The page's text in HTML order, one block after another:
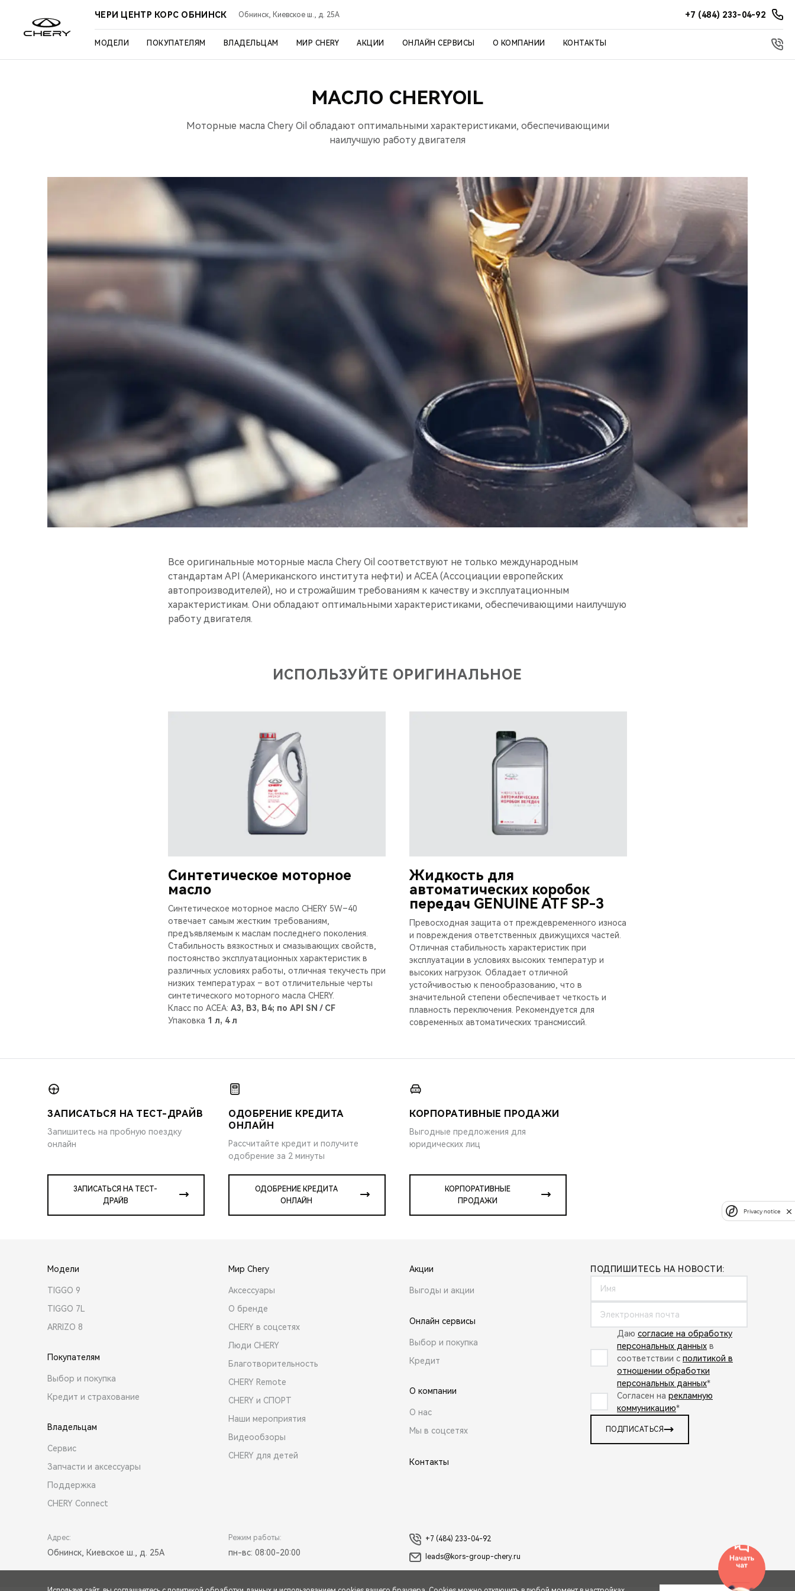
ЧЕРИ ЦЕНТР КОРС ОБНИНСК Обнинск, Киевское ш., д. 25А +7 (484) 233-04-92
МОДЕЛИ ПОКУПАТЕЛЯМ ВЛАДЕЛЬЦАМ МИР CHERY АКЦИИ ОНЛАЙН СЕРВИСЫ О КОМПАНИИ КОНТАКТЫ
МАСЛО CHERYOIL
Моторные масла Chery Oil обладают оптимальными характеристиками, обеспечивающими
наилучшую работу двигателя
Все оригинальные моторные масла Chery Oil соответствуют не только международным
стандартам API (Американского института нефти) и ACEA (Ассоциации европейских
автопроизводителей), но и строжайшим требованиям к качеству и эксплуатационным
характеристикам. Они обладают оптимальными характеристиками, обеспечивающими наилучшую
работу двигателя.
ИСПОЛЬЗУЙТЕ ОРИГИНАЛЬНОЕ
Синтетическое моторное
масло
Синтетическое моторное масло CHERY 5W–40
отвечает самым жестким требованиям,
предъявляемым к маслам последнего поколения.
Стабильность вязкостных и смазывающих свойств,
постоянство эксплуатационных характеристик в
различных условиях работы, отличная текучесть при
низких температурах – вот отличительные черты
синтетического моторного масла CHERY.
Класс по ACEA: A3, B3, B4; по API SN / CF
Упаковка 1 л, 4 л
Жидкость для
автоматических коробок
передач GENUINE ATF SP-3
Превосходная защита от преждевременного износа
и повреждения ответственных движущихся частей.
Отличная стабильность характеристик при
эксплуатации в условиях высоких температур и
высоких нагрузок. Обладает отличной
устойчивостью к пенообразованию, что в
значительной степени обеспечивает четкость и
плавность переключения. Рекомендуется для
современных автоматических трансмиссий.
ЗАПИСАТЬСЯ НА ТЕСТ-ДРАЙВ
Запишитесь на пробную поездку
онлайн
ЗАПИСАТЬСЯ НА ТЕСТ-
ДРАЙВ
ОДОБРЕНИЕ КРЕДИТА
ОНЛАЙН
Рассчитайте кредит и получите
одобрение за 2 минуты
ОДОБРЕНИЕ КРЕДИТА
ОНЛАЙН
КОРПОРАТИВНЫЕ ПРОДАЖИ
Выгодные предложения для
юридических лиц
КОРПОРАТИВНЫЕ
ПРОДАЖИ
Модели
TIGGO 9
TIGGO 7L
ARRIZO 8
Покупателям
Выбор и покупка
Кредит и страхование
Владельцам
Сервис
Запчасти и аксессуары
Поддержка
CHERY Connect
Мир Chery
Аксессуары
О бренде
CHERY в соцсетях
Люди CHERY
Благотворительность
CHERY Remote
CHERY и СПОРТ
Наши мероприятия
Видеообзоры
CHERY для детей
Акции
Выгоды и акции
Онлайн сервисы
Выбор и покупка
Кредит
О компании
О нас
Мы в соцсетях
Контакты
ПОДПИШИТЕСЬ НА НОВОСТИ:
Даю согласие на обработку
персональных данных в
соответствии с политикой в
отношении обработки
персональных данных*
Согласен на рекламную
коммуникацию*
ПОДПИСАТЬСЯ
Адрес:
Обнинск, Киевское ш., д. 25А
Режим работы:
пн-вс: 08:00-20:00
+7 (484) 233-04-92
leads@kors-group-chery.ru
Privacy notice